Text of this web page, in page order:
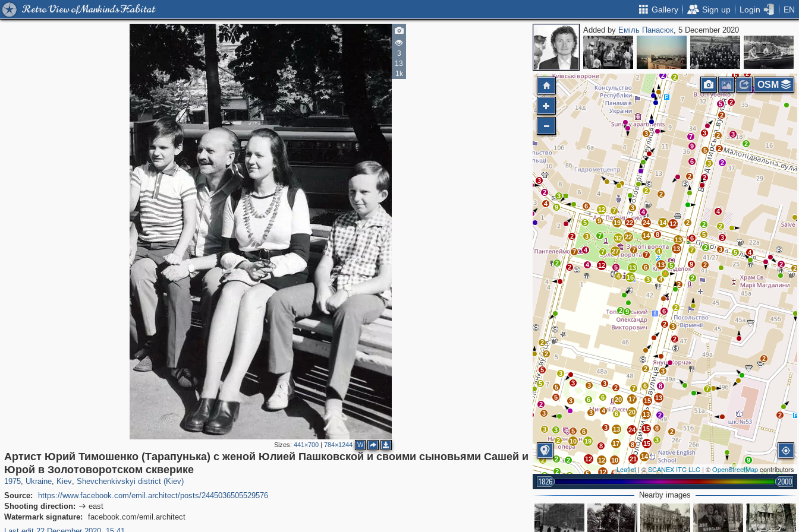
Retro View of Mankind's Habitat Gallery Sign up Login EN
3
13
1k
Sizes:441×700 |784×1244 W
Артист Юрий Тимошенко (Тарапунька) с женой Юлией Пашковской и своими сыновьями Сашей и
Юрой в Золотоворотском скверике
1975, Ukraine
135,337 2,358
, Kiev
61,110 1,609
, Shevchenkivskyi district (Kiev)
22,486 663
Source:
https://www.facebook.com/emil.architect/posts/2445036505529576
Shooting direction:  east
Watermark signature:
facebook.com/emil.architect
Added by Еміль Панасюк, 5 December 2020
2
2 2
6
2
3 4
6
2
2
5
2 3
2
2
2
4
2
3
2
5
6
7
2 3 5 4
2
2
2
2
3
2
6
4
13
5
2
2
2
9
13
13
4
7
8
14
14
24
22
22
32
7
13
27
5
12
4
16 3
6
9
2
4
7
2
2
2 3
5
4 7
7
9 19
7
12
6
2
3
4
12
2
2
6
3
2
2
2
2
5
9
3
7
3
3
2
4
9
3
7
3
2
2
5
3
5
5
3
5
3
2
3
3
5
10
6
19
8
3 13
3 4 6
20
20
17
6
3
6
3
2
6
7
2
15
13
13
8
3
7
2
2
8
15
3
15
24
8
17
10 21 14
8
26
21
18
24
78
8
5
6
8
12
12
12
2
2
2
2
3
3
2
2
16
13
4
3
4 4 4 2
3
2
9
2
3
2
2
2
Leaflet | ©SCANEX ITC LLC | ©OpenStreetMapcontributors
1826 2000
OSM
Nearby images